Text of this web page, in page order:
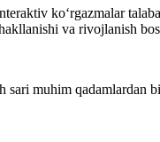
ko‘rgazmalar
va rivojlanish
muhim qadamlardan